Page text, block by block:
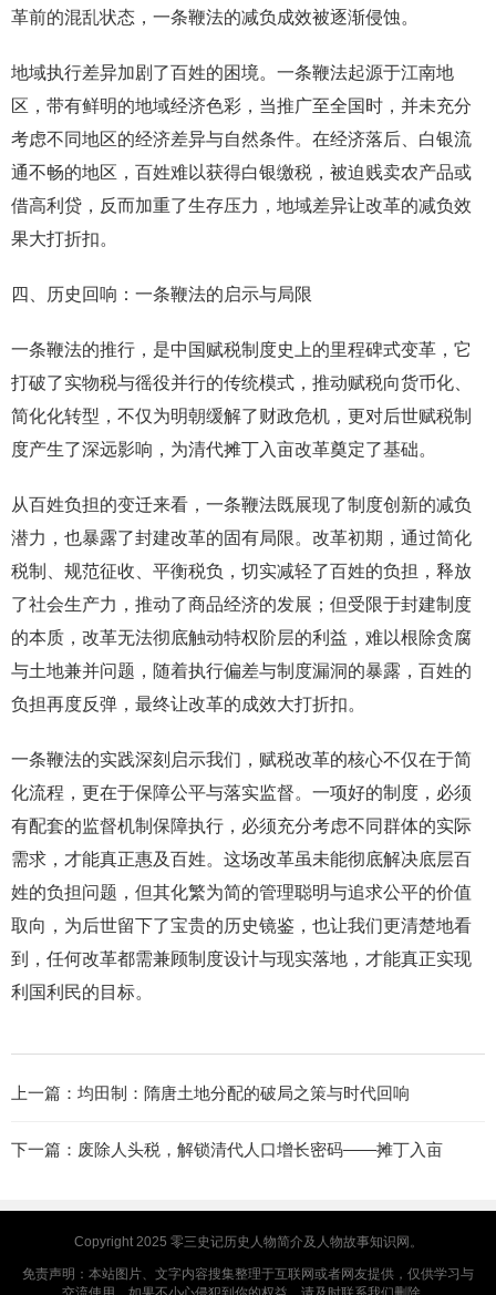
革前的混乱状态，一条鞭法的减负成效被逐渐侵蚀。
地域执行差异加剧了百姓的困境。一条鞭法起源于江南地
区，带有鲜明的地域经济色彩，当推广至全国时，并未充分
考虑不同地区的经济差异与自然条件。在经济落后、白银流
通不畅的地区，百姓难以获得白银缴税，被迫贱卖农产品或
借高利贷，反而加重了生存压力，地域差异让改革的减负效
果大打折扣。
四、历史回响：一条鞭法的启示与局限
一条鞭法的推行，是中国赋税制度史上的里程碑式变革，它
打破了实物税与徭役并行的传统模式，推动赋税向货币化、
简化化转型，不仅为明朝缓解了财政危机，更对后世赋税制
度产生了深远影响，为清代摊丁入亩改革奠定了基础。
从百姓负担的变迁来看，一条鞭法既展现了制度创新的减负
潜力，也暴露了封建改革的固有局限。改革初期，通过简化
税制、规范征收、平衡税负，切实减轻了百姓的负担，释放
了社会生产力，推动了商品经济的发展；但受限于封建制度
的本质，改革无法彻底触动特权阶层的利益，难以根除贪腐
与土地兼并问题，随着执行偏差与制度漏洞的暴露，百姓的
负担再度反弹，最终让改革的成效大打折扣。
一条鞭法的实践深刻启示我们，赋税改革的核心不仅在于简
化流程，更在于保障公平与落实监督。一项好的制度，必须
有配套的监督机制保障执行，必须充分考虑不同群体的实际
需求，才能真正惠及百姓。这场改革虽未能彻底解决底层百
姓的负担问题，但其化繁为简的管理聪明与追求公平的价值
取向，为后世留下了宝贵的历史镜鉴，也让我们更清楚地看
到，任何改革都需兼顾制度设计与现实落地，才能真正实现
利国利民的目标。
上一篇： 均田制：隋唐土地分配的破局之策与时代回响
下一篇： 废除人头税，解锁清代人口增长密码——摊丁入亩
Copyright 2025 零三史记历史人物简介及人物故事知识网。
免责声明：本站图片、文字内容搜集整理于互联网或者网友提供，仅供学习与